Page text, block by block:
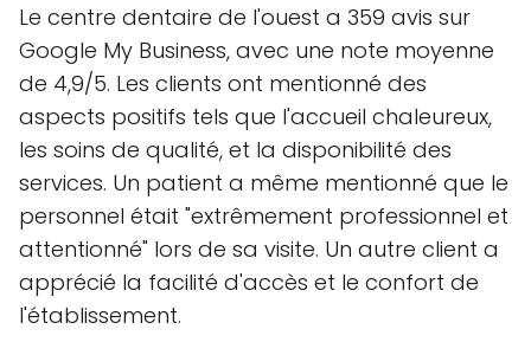
Le centre dentaire de l'ouest a 359 avis sur
Google My Business, avec une note moyenne
de 4,9/5. Les clients ont mentionné des
aspects positifs tels que l'accueil chaleureux,
les soins de qualité, et la disponibilité des
services. Un patient a même mentionné que le
personnel était "extrêmement professionnel et
attentionné" lors de sa visite. Un autre client a
apprécié la facilité d'accès et le confort de
l'établissement.